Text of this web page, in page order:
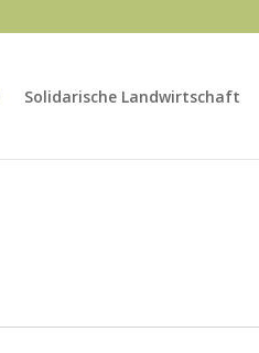
Solidarische Landwirtschaft